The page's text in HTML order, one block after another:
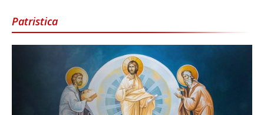
Patristica